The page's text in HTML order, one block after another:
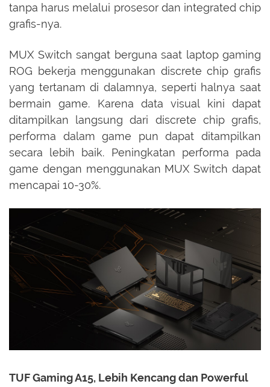
tanpa harus melalui prosesor dan integrated chip
grafis-nya.
MUX Switch sangat berguna saat laptop gaming
ROG bekerja menggunakan discrete chip grafis
yang tertanam di dalamnya, seperti halnya saat
bermain game. Karena data visual kini dapat
ditampilkan langsung dari discrete chip grafis,
performa dalam game pun dapat ditampilkan
secara lebih baik. Peningkatan performa pada
game dengan menggunakan MUX Switch dapat
mencapai 10-30%.
TUF Gaming A15, Lebih Kencang dan Powerful